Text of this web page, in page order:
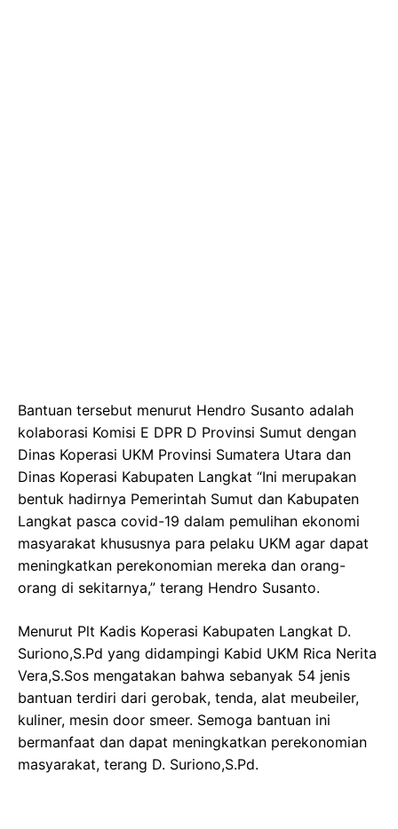
Bantuan tersebut menurut Hendro Susanto adalah
kolaborasi Komisi E DPR D Provinsi Sumut dengan
Dinas Koperasi UKM Provinsi Sumatera Utara dan
Dinas Koperasi Kabupaten Langkat “Ini merupakan
bentuk hadirnya Pemerintah Sumut dan Kabupaten
Langkat pasca covid-19 dalam pemulihan ekonomi
masyarakat khususnya para pelaku UKM agar dapat
meningkatkan perekonomian mereka dan orang-
orang di sekitarnya,” terang Hendro Susanto.
Menurut Plt Kadis Koperasi Kabupaten Langkat D.
Suriono,S.Pd yang didampingi Kabid UKM Rica Nerita
Vera,S.Sos mengatakan bahwa sebanyak 54 jenis
bantuan terdiri dari gerobak, tenda, alat meubeiler,
kuliner, mesin door smeer. Semoga bantuan ini
bermanfaat dan dapat meningkatkan perekonomian
masyarakat, terang D. Suriono,S.Pd.